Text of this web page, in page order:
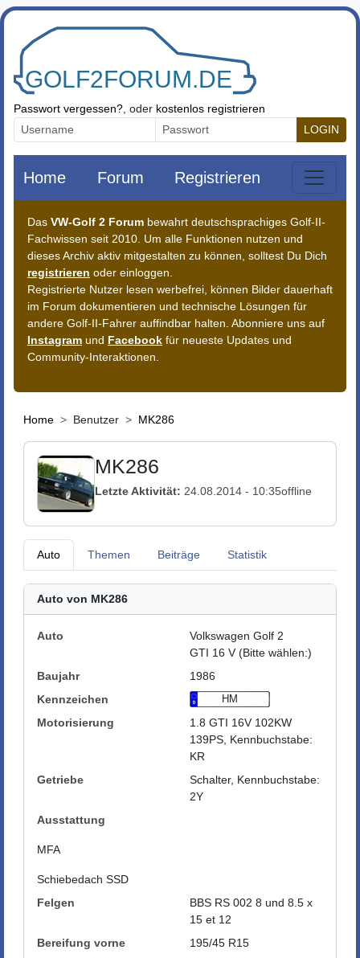
Zum Inhalt springen
Passwort vergessen? , oder kostenlos registrieren
LOGIN
Home Forum Registrieren
Das VW-Golf 2 Forum bewahrt deutschsprachiges Golf-II-
Fachwissen seit 2010. Um alle Funktionen nutzen und
dieses Archiv aktiv mitgestalten zu können, solltest Du Dich
registrieren oder einloggen.
Registrierte Nutzer lesen werbefrei, können Bilder dauerhaft
im Forum dokumentieren und technische Lösungen für
andere Golf-II-Fahrer auffindbar halten. Abonniere uns auf
Instagram und Facebook für neueste Updates und
Community-Interaktionen.
Home Benutzer MK286
MK286
Letzte Aktivität: 24.08.2014 - 10:35offline
Auto Themen Beiträge Statistik
Auto von MK286
Auto
Volkswagen Golf 2
GTI 16 V (Bitte wählen:)
Baujahr
1986
Kennzeichen
HM
Motorisierung
1.8 GTI 16V 102KW
139PS, Kennbuchstabe:
KR
Getriebe
Schalter, Kennbuchstabe:
2Y
Ausstattung
MFA
Schiebedach SSD
Felgen
BBS RS 002 8 und 8.5 x
15 et 12
Bereifung vorne
195/45 R15